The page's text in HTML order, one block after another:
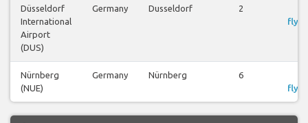
Düsseldorf
International
Airport
(DUS)
Germany Dusseldorf 2
Nürnberg
(NUE)
Germany Nürnberg 6